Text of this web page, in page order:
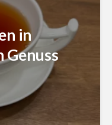
in
Genuss